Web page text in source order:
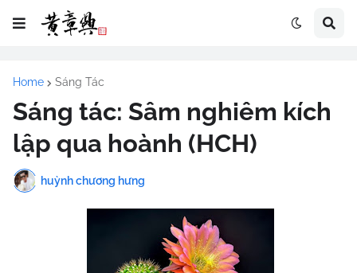
Home Sáng Tác
Sáng tác: Sâm nghiêm kích
lập qua hoành (HCH)
huỳnh chương hưng